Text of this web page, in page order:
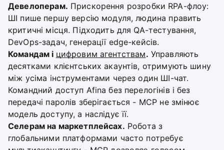
Девелоперам. Прискорення розробки RPA-флоу:
ШІ пише першу версію модуля, людина править
критичні місця. Підходить для QA-тестування,
DevOps-задач, генерації edge-кейсів.
Командам і цифровим агентствам. Управляють
десятками клієнтських акаунтів, отримують шину
між усіма інструментами через один ШІ-чат.
Командний доступ Afina без перелогінів і без
передачі паролів зберігається - MCP не змінює
модель доступу, а наслідує її.
Селерам на маркетплейсах. Робота з
глобальними платформами часто потребує